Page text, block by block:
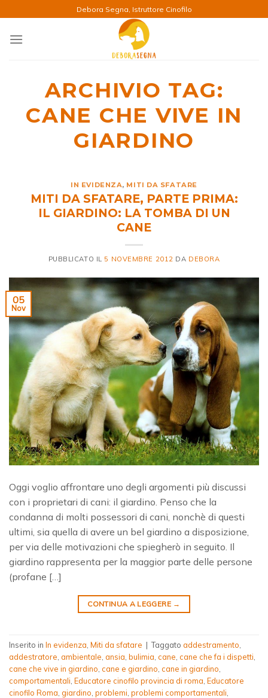
ai
contenuti
Debora Segna, Istruttore Cinofilo
ARCHIVIO TAG:
CANE CHE VIVE IN
GIARDINO
IN EVIDENZA, MITI DA SFATARE
MITI DA SFATARE, PARTE PRIMA:
IL GIARDINO: LA TOMBA DI UN
CANE
PUBBLICATO IL 5 NOVEMBRE 2012 DA DEBORA
05
Nov
Oggi voglio affrontare uno degli argomenti più discussi
con i proprietari di cani: il giardino. Penso che la
condanna di molti possessori di cani, nonchè di questi
ultimi, sia quella di avere un bel giardino a disposizione,
per via delle motivazioni che spiegherò in seguito. Il
giardino rappresenta per la maggior parte delle persone
(profane […]
CONTINUA A LEGGERE →
Inserito in In evidenza Miti da sfatare | Taggato addestramento
addestratore ambientale ansia bulimia cane cane che fa i dispetti
cane che vive in giardino cane e giardino cane in giardino
comportamentali Educatore cinofilo provincia di roma Educatore
cinofilo Roma giardino problemi problemi comportamentali